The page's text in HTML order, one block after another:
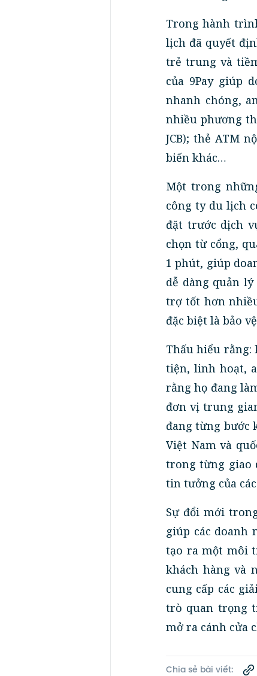
Trong hành
lịch đã quyết
trẻ trung và
của 9Pay giúp
nhanh chóng,
nhiều phương
JCB); thẻ ATM
biến khác…
Một trong
công ty du lịch
đặt trước dịch
chọn từ cổng,
1 phút, giúp
dễ dàng quản
trợ tốt hơn
đặc biệt là bảo
Thấu hiểu
tiện, linh hoạt,
rằng họ đang
đơn vị trung
đang từng bước
Việt Nam và
trong từng giao
tin tưởng của
Sự đổi mới
giúp các
tạo ra một môi
khách hàng và
cung cấp các
trò quan trọng
mở ra cánh cửa
Chia sẻ bài viết: